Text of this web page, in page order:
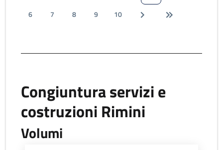
6
7 8 9 10
Congiuntura servizi e
costruzioni Rimini
Volumi